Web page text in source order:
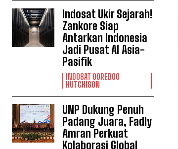
Indosat Ukir Sejarah!
Zankore Siap
Antarkan Indonesia
Jadi Pusat AI Asia-
Pasifik
INDOSAT OOREDOO
HUTCHISON
UNP Dukung Penuh
Padang Juara, Fadly
Amran Perkuat
Kolaborasi Global